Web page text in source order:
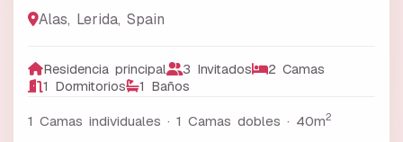
Alas, Lerida, Spain
Residencia principal 3 Invitados
2 Camas
1 Dormitorios
1 Baños
1 Camas individuales · 1 Camas dobles · 40m2